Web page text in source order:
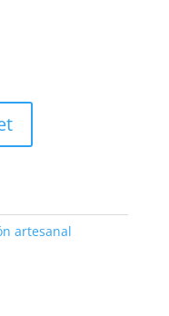
artesanal